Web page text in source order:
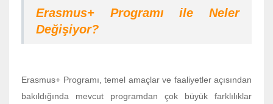
Erasmus+ Programı ile Neler
Değişiyor?
Erasmus+ Programı, temel amaçlar ve faaliyetler açısından
bakıldığında mevcut programdan çok büyük farklılıklar